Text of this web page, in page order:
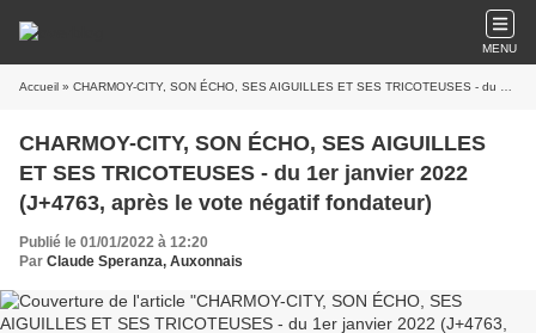
MENU
Accueil » CHARMOY-CITY, SON ÉCHO, SES AIGUILLES ET SES TRICOTEUSES - du 1er janvier 2022 (J+4763, après le vote négatif fondateur)
CHARMOY-CITY, SON ÉCHO, SES AIGUILLES
ET SES TRICOTEUSES - du 1er janvier 2022
(J+4763, après le vote négatif fondateur)
Publié le 01/01/2022 à 12:20
Par Claude Speranza, Auxonnais